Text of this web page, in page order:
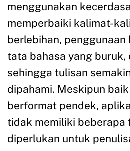
menggunakan
memperbaiki kalimat-
berlebihan,
tata bahasa yang buruk,
sehingga tulisan
dipahami. Meskipun
berformat pendek,
tidak memiliki beberapa
diperlukan untuk